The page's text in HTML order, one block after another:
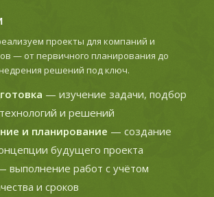
проекты для компаний и
— от первичного планирования до
решений под ключ.
— изучение задачи, подбор
и решений
и планирование — создание
будущего проекта
выполнение работ с учётом
и сроков